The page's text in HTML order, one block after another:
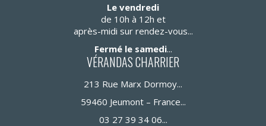
Le vendredi
de 10h à 12h et
après-midi sur rendez-vous
Fermé le samedi
VÉRANDAS CHARRIER
213 Rue Marx Dormoy
59460 Jeumont – France
03 27 39 34 06